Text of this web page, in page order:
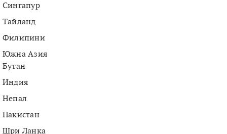
Сингапур
Тайланд
Филипини
Южна Азия
Бутан
Индия
Непал
Пакистан
Шри Ланка